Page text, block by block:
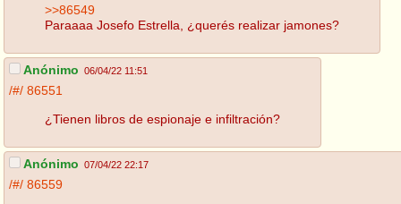
>>86549
Paraaaa Josefo Estrella, ¿querés realizar jamones?
Anónimo 06/04/22 11:51
/#/ 86551
¿Tienen libros de espionaje e infiltración?
Anónimo 07/04/22 22:17
/#/ 86559